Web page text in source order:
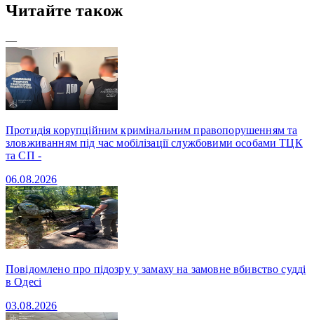
Читайте також
—
Протидія корупційним кримінальним правопорушенням та
зловживанням під час мобілізації службовими особами ТЦК
та СП -
06.08.2026
Повідомлено про підозру у замаху на замовне вбивство судді
в Одесі
03.08.2026